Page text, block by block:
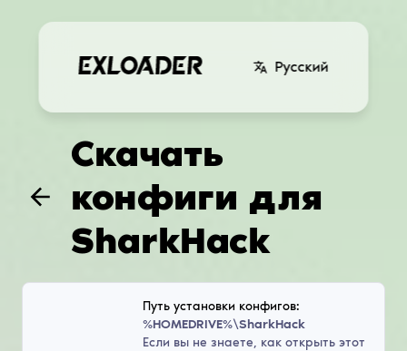
Русский
Скачать
конфиги для
SharkHack
Путь установки конфигов:
%HOMEDRIVE%\SharkHack
Если вы не знаете, как открыть этот